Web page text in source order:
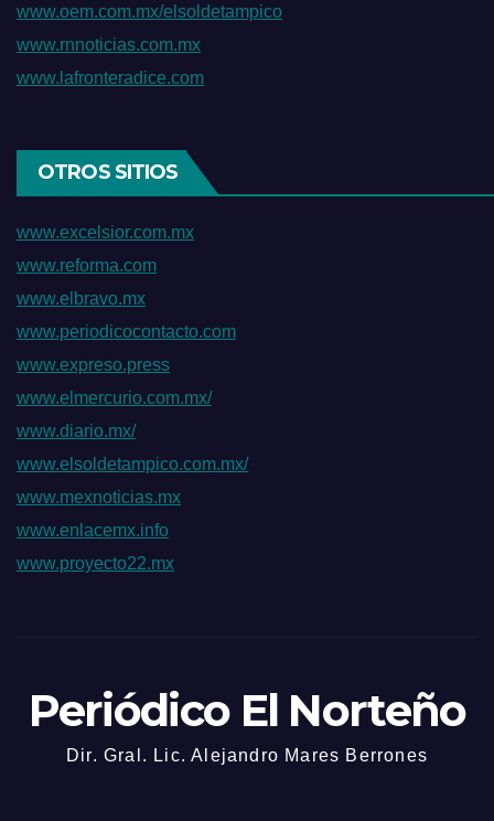
www.oem.com.mx/elsoldetampico
www.rnnoticias.com.mx
www.lafronteradice.com
OTROS SITIOS
www.excelsior.com.mx
www.reforma.com
www.elbravo.mx
www.periodicocontacto.com
www.expreso.press
www.elmercurio.com.mx/
www.diario.mx/
www.elsoldetampico.com.mx/
www.mexnoticias.mx
www.enlacemx.info
www.proyecto22.mx
Periódico El Norteño
Dir. Gral. Lic. Alejandro Mares Berrones